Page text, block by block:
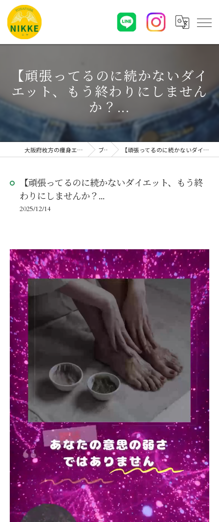
【頑張ってるのに続かないダイ
エット、もう終わりにしません
か？...
大阪府枚方の痩身エステならYOSAPARK NIKKE ブログ 【頑張ってるのに続かないダイエット、もう終わりにしませんか？...
【頑張ってるのに続かないダイエット、もう終
わりにしませんか？...
2025/12/14